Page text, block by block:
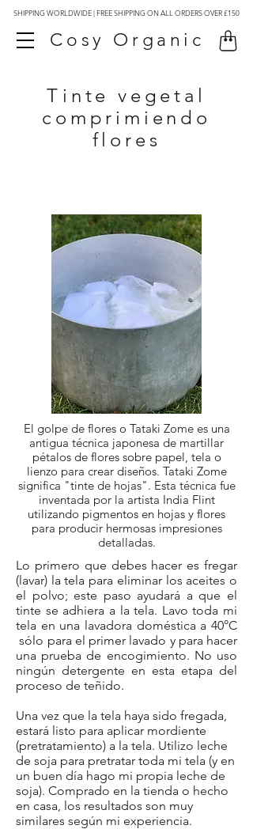
Cosy Organic
SHIPPING WORLDWIDE | FREE SHIPPING ON ALL ORDERS OVER £150
Tinte vegetal
comprimiendo
flores
El golpe de flores o Tataki Zome es una
antigua técnica japonesa de martillar
pétalos de flores sobre papel, tela o
lienzo para crear diseños. Tataki Zome
significa "tinte de hojas". Esta técnica fue
inventada por la artista India Flint
utilizando pigmentos en hojas y flores
para producir hermosas impresiones
detalladas.
Lo primero que debes hacer es fregar
(lavar) la tela para eliminar los aceites o
el polvo; este paso ayudará a que el
tinte se adhiera a la tela. Lavo toda mi
tela en una lavadora doméstica a 40°C
sólo para el primer lavado y para hacer
una prueba de encogimiento. No uso
ningún detergente en esta etapa del
proceso de teñido.
Una vez que la tela haya sido fregada,
estará listo para aplicar mordiente
(pretratamiento) a la tela. Utilizo leche
de soja para pretratar toda mi tela (y en
un buen día hago mi propia leche de
soja). Comprado en la tienda o hecho
en casa, los resultados son muy
similares según mi experiencia.